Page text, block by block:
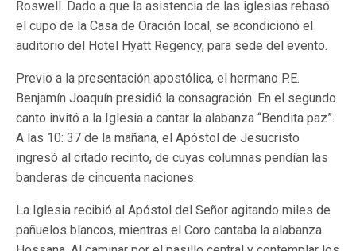
Roswell. Dado a que la asistencia de las iglesias rebasó
el cupo de la Casa de Oración local, se acondicionó el
auditorio del Hotel Hyatt Regency, para sede del evento.
Previo a la presentación apostólica, el hermano P.E.
Benjamín Joaquín presidió la consagración. En el segundo
canto invitó a la Iglesia a cantar la alabanza “Bendita paz”.
A las 10: 37 de la mañana, el Apóstol de Jesucristo
ingresó al citado recinto, de cuyas columnas pendían las
banderas de cincuenta naciones.
La Iglesia recibió al Apóstol del Señor agitando miles de
pañuelos blancos, mientras el Coro cantaba la alabanza